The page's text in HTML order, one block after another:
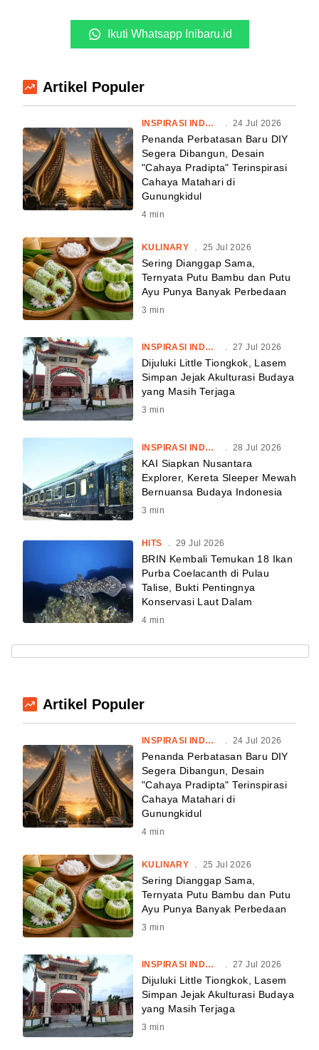
Ikuti Whatsapp Inibaru.id
Artikel Populer
INSPIRASI INDONESIA . 24 Jul 2026
Penanda Perbatasan Baru DIY
Segera Dibangun, Desain
"Cahaya Pradipta" Terinspirasi
Cahaya Matahari di
Gunungkidul
4 min
KULINARY . 25 Jul 2026
Sering Dianggap Sama,
Ternyata Putu Bambu dan Putu
Ayu Punya Banyak Perbedaan
3 min
INSPIRASI INDONESIA . 27 Jul 2026
Dijuluki Little Tiongkok, Lasem
Simpan Jejak Akulturasi Budaya
yang Masih Terjaga
3 min
INSPIRASI INDONESIA 28 Jul 2026
KAI Siapkan Nusantara
Explorer, Kereta Sleeper Mewah
Bernuansa Budaya Indonesia
3 min
HITS 29 Jul 2026
BRIN Kembali Temukan 18 Ikan
Purba Coelacanth di Pulau
Talise, Bukti Pentingnya
Konservasi Laut Dalam
4 min
Artikel Populer
INSPIRASI INDONESIA 24 Jul 2026
Penanda Perbatasan Baru DIY
Segera Dibangun, Desain
"Cahaya Pradipta" Terinspirasi
Cahaya Matahari di
Gunungkidul
4 min
KULINARY . 25 Jul 2026
Sering Dianggap Sama,
Ternyata Putu Bambu dan Putu
Ayu Punya Banyak Perbedaan
3 min
INSPIRASI INDONESIA . 27 Jul 2026
Dijuluki Little Tiongkok, Lasem
Simpan Jejak Akulturasi Budaya
yang Masih Terjaga
3 min